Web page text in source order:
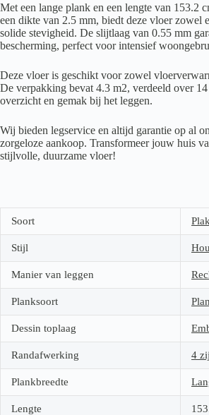
Met een lange plank en een lengte van 153.2
een dikte van 2.5 mm, biedt deze vloer zowel
solide stevigheid. De slijtlaag van 0.55 mm
bescherming, perfect voor intensief
Deze vloer is geschikt voor zowel
De verpakking bevat 4.3 m2, verdeeld over
overzicht en gemak bij het leggen.
Wij bieden legservice en altijd garantie op al
zorgeloze aankoop. Transformeer jouw huis
stijlvolle, duurzame vloer!
Soort
Stijl
Manier van leggen
Planksoort
Dessin toplaag
Randafwerking 4
Plankbreedte
Lengte